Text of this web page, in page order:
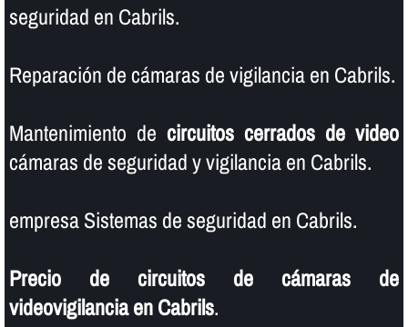
seguridad en Cabrils.
Reparación de cámaras de vigilancia en Cabrils.
Mantenimiento de circuitos cerrados de video
cámaras de seguridad y vigilancia en Cabrils.
empresa Sistemas de seguridad en Cabrils.
Precio de circuitos de cámaras de
videovigilancia en Cabrils.